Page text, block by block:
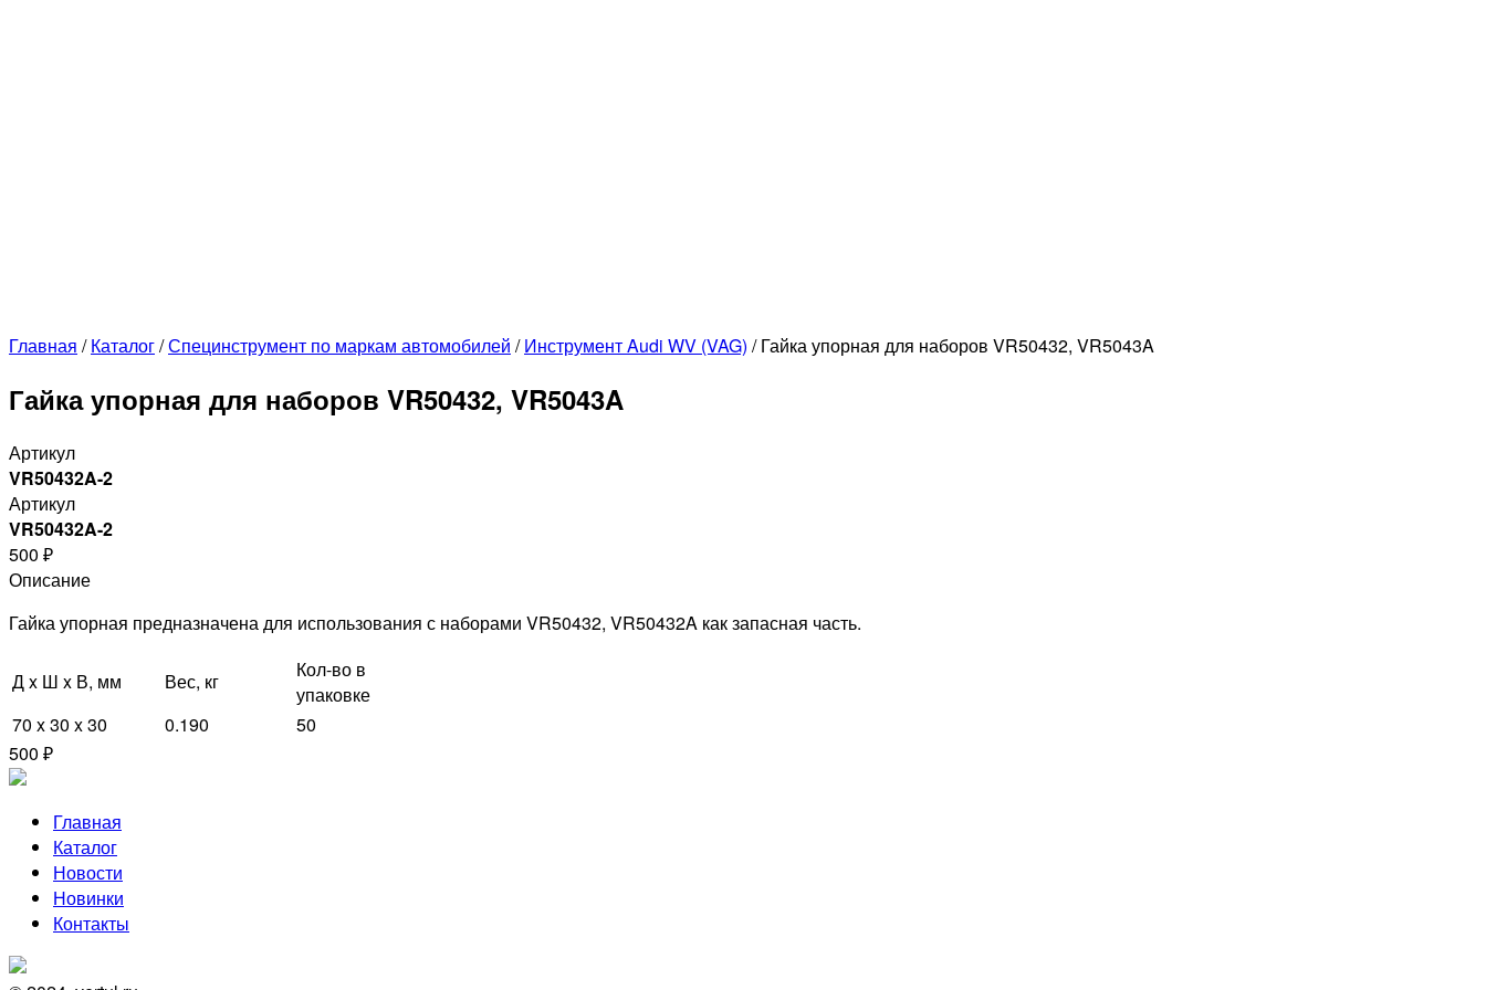
Главная / Каталог/Специнструмент по маркам автомобилей / Инструмент Audi WV (VAG) /Гайка упорная для наборов VR50432, VR5043A
Гайка упорная для наборов VR50432, VR5043A
Артикул
VR50432A-2
Артикул
VR50432A-2
500 ₽
Описание
Гайка упорная предназначена для использования с наборами VR50432, VR50432A как запасная часть.
Д x Ш x В, мм Вес, кг
Кол-во в
упаковке
70 x 30 x 30
0.190
50
500 ₽
Главная
Каталог
Новости
Новинки
Контакты